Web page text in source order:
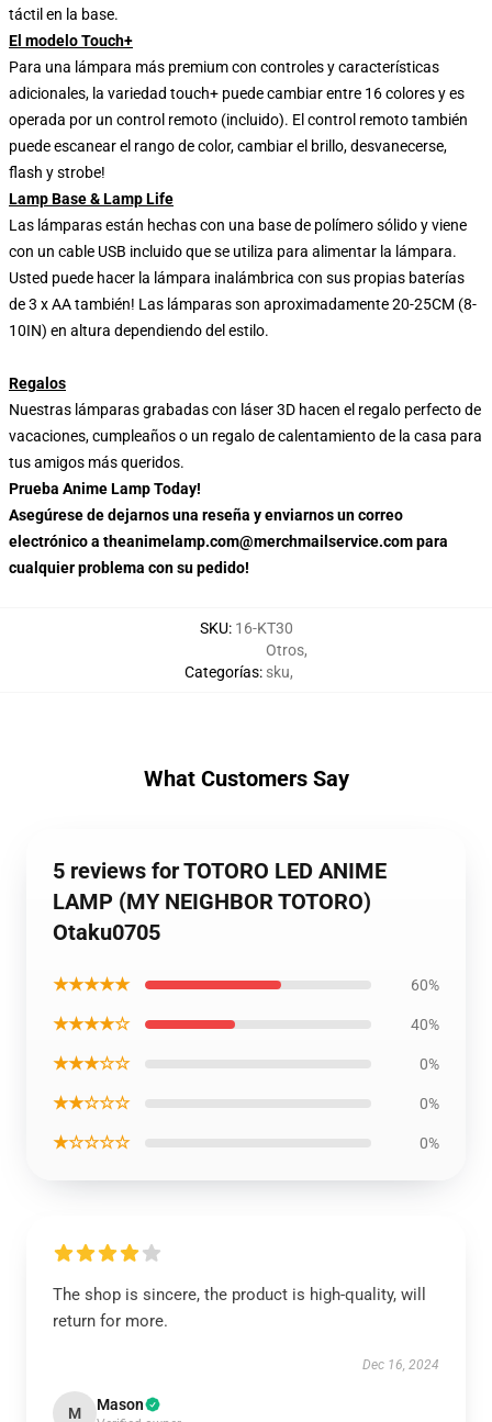
táctil en la base.
El modelo Touch+
Para una lámpara más premium con controles y características
adicionales, la variedad touch+ puede cambiar entre 16 colores y es
operada por un control remoto (incluido). El control remoto también
puede escanear el rango de color, cambiar el brillo, desvanecerse,
flash y strobe!
Lamp Base & Lamp Life
Las lámparas están hechas con una base de polímero sólido y viene
con un cable USB incluido que se utiliza para alimentar la lámpara.
Usted puede hacer la lámpara inalámbrica con sus propias baterías
de 3 x AA también! Las lámparas son aproximadamente 20-25CM (8-
10IN) en altura dependiendo del estilo.
Regalos
Nuestras lámparas grabadas con láser 3D hacen el regalo perfecto de
vacaciones, cumpleaños o un regalo de calentamiento de la casa para
tus amigos más queridos.
Prueba Anime Lamp Today!
Asegúrese de dejarnos una reseña y enviarnos un correo
electrónico a theanimelamp.com@merchmailservice.com para
cualquier problema con su pedido!
SKU: 16-KT30
Categorías:
Otros,
sku,
What Customers Say
5 reviews for TOTORO LED ANIME
LAMP (MY NEIGHBOR TOTORO)
Otaku0705
★★★★★ 60%
★★★★☆ 40%
★★★☆☆ 0%
★★☆☆☆ 0%
★☆☆☆☆ 0%
The shop is sincere, the product is high-quality, will
return for more.
Dec 16, 2024
M Mason